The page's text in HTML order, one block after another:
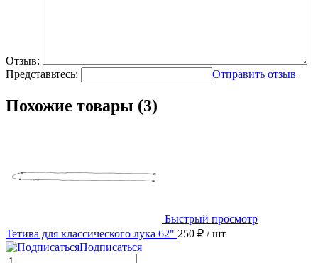
Отзыв:
Представьтесь:
Отправить отзыв
Похожие товары (3)
Быстрый просмотр
Тетива для классического лука 62" 250 ₽ / шт
Подписаться